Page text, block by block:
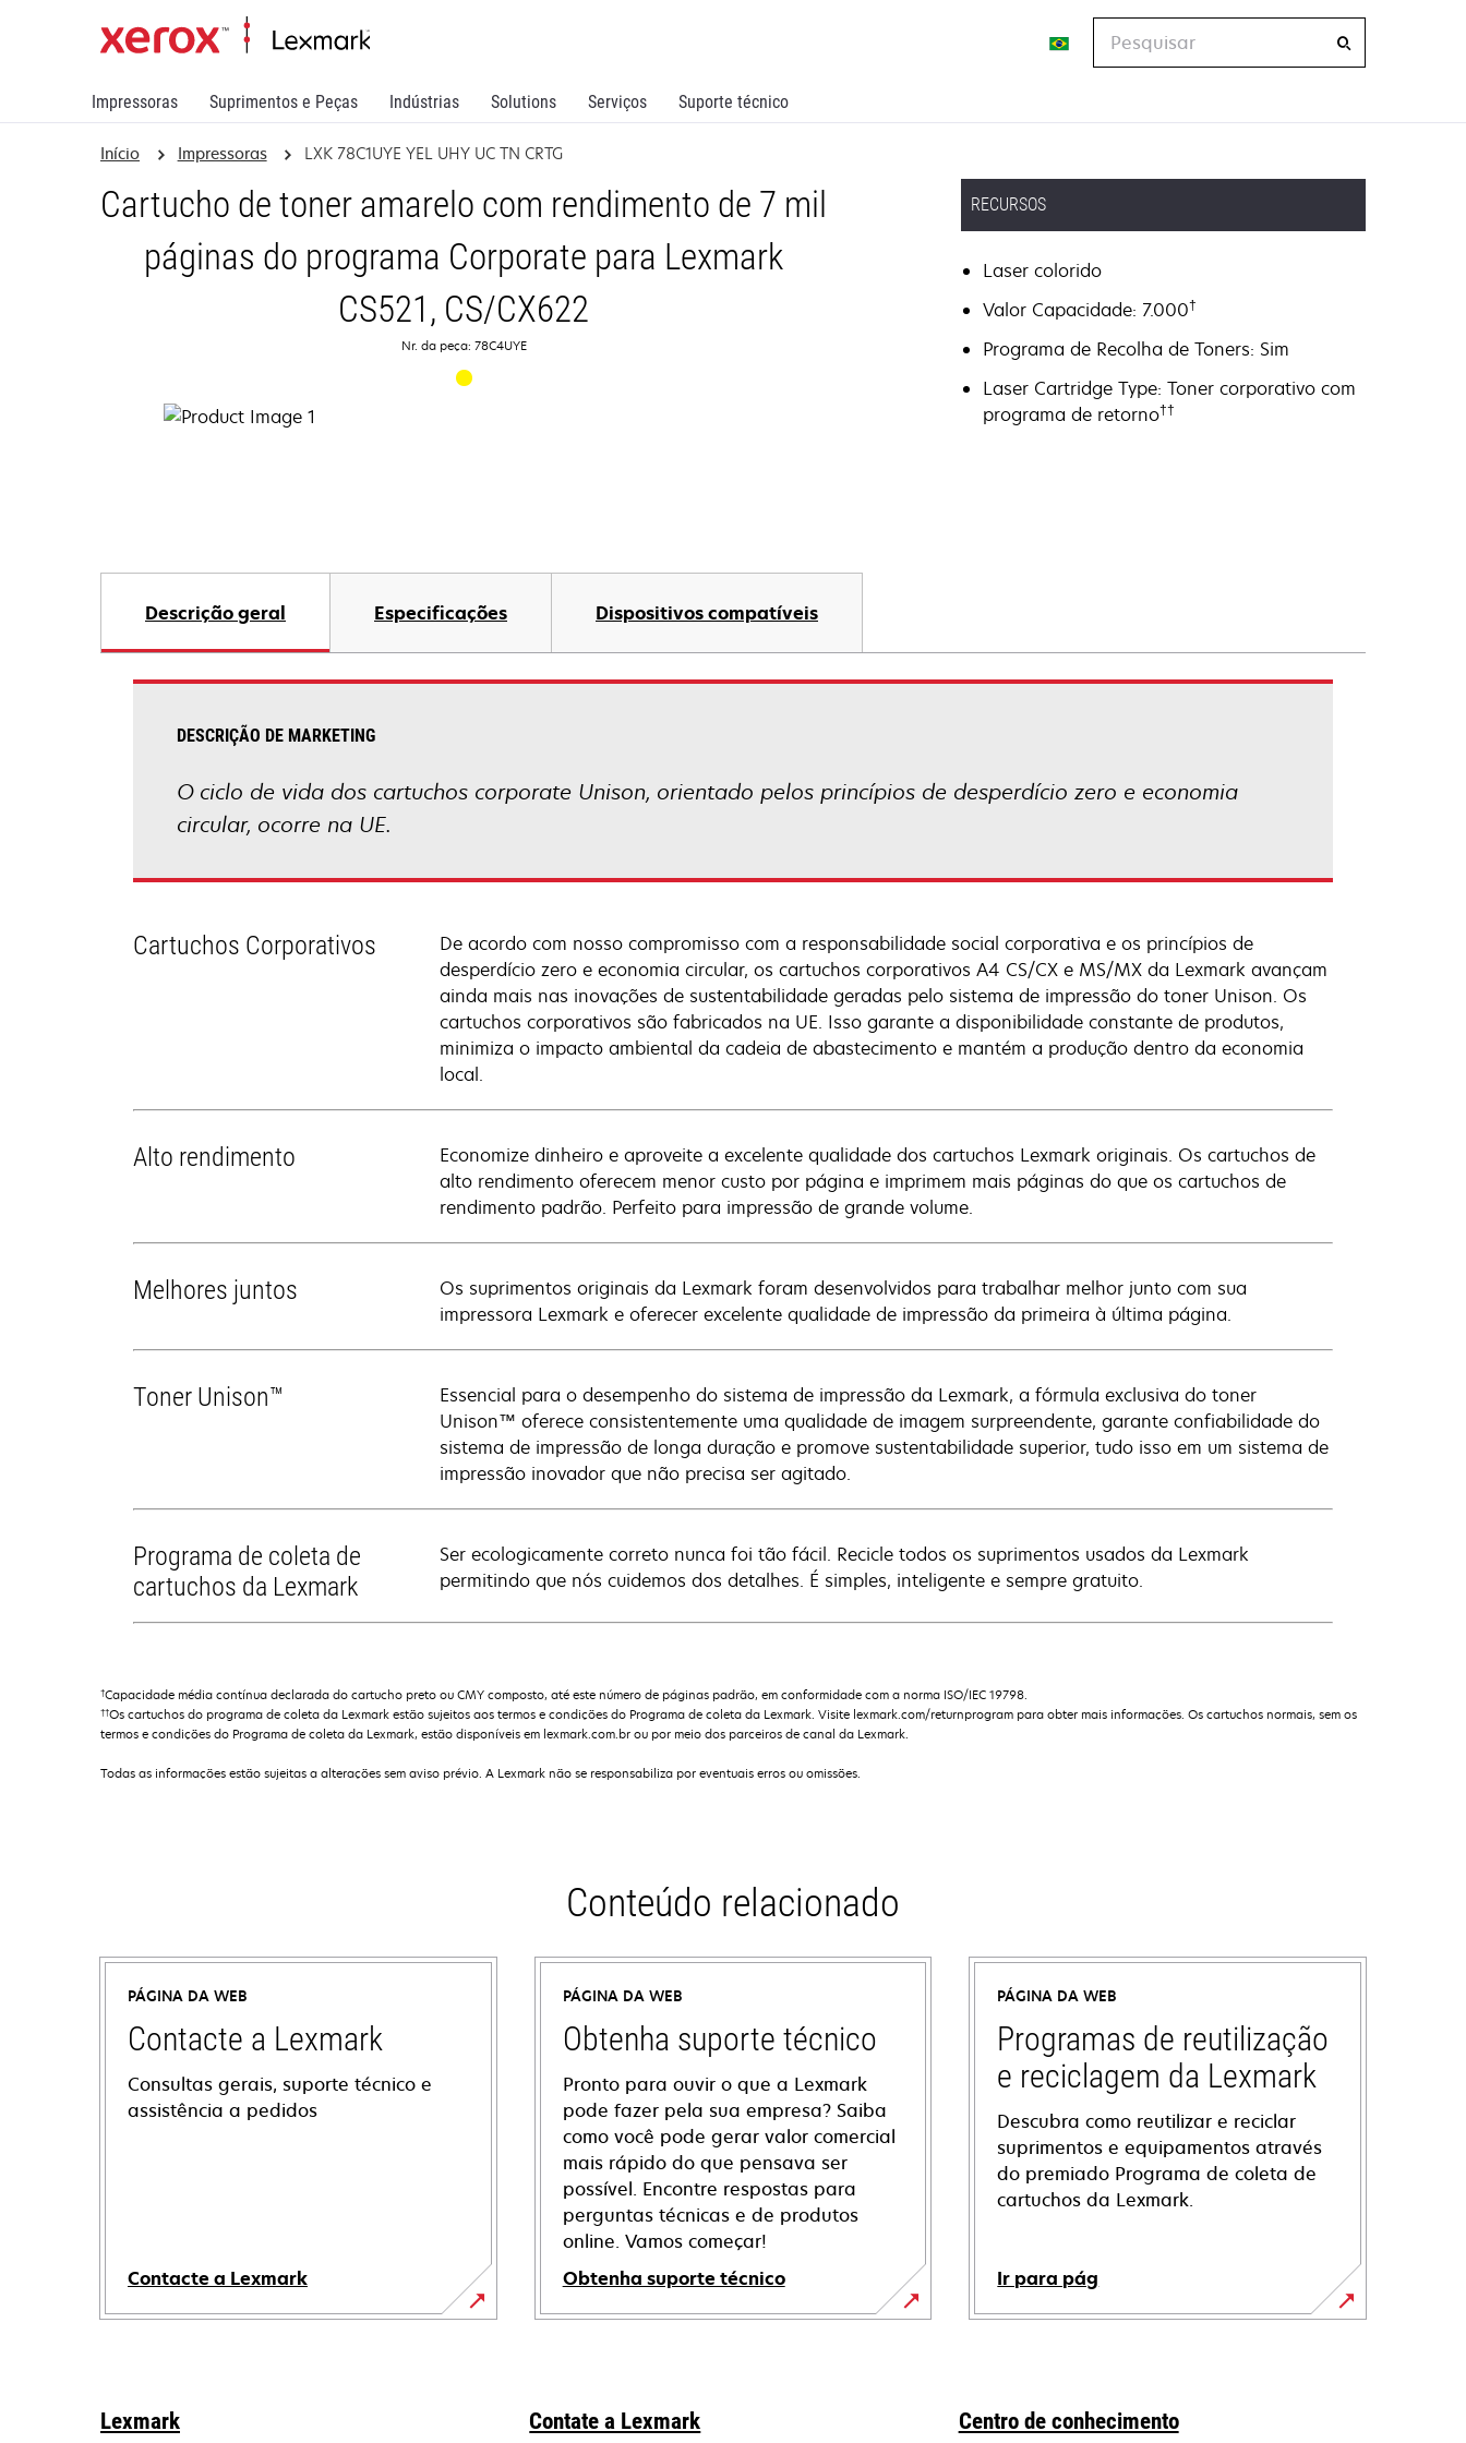
Impressoras Suprimentos e Peças Indústrias Solutions Serviços Suporte técnico
Início Impressoras LXK 78C1UYE YEL UHY UC TN CRTG
Cartucho de toner amarelo com rendimento de 7 mil
páginas do programa Corporate para Lexmark
CS521, CS/CX622
Nr. da peça: 78C4UYE
RECURSOS
Laser colorido
Valor Capacidade: 7.000†
Programa de Recolha de Toners: Sim
Laser Cartridge Type: Toner corporativo com
programa de retorno††
Descrição geral Especificações Dispositivos compatíveis
DESCRIÇÃO DE MARKETING
O ciclo de vida dos cartuchos corporate Unison, orientado pelos princípios de desperdício zero e economia
circular, ocorre na UE.
Cartuchos Corporativos
De acordo com nosso compromisso com a responsabilidade social corporativa e os princípios de
desperdício zero e economia circular, os cartuchos corporativos A4 CS/CX e MS/MX da Lexmark avançam
ainda mais nas inovações de sustentabilidade geradas pelo sistema de impressão do toner Unison. Os
cartuchos corporativos são fabricados na UE. Isso garante a disponibilidade constante de produtos,
minimiza o impacto ambiental da cadeia de abastecimento e mantém a produção dentro da economia
local.
Alto rendimento
Economize dinheiro e aproveite a excelente qualidade dos cartuchos Lexmark originais. Os cartuchos de
alto rendimento oferecem menor custo por página e imprimem mais páginas do que os cartuchos de
rendimento padrão. Perfeito para impressão de grande volume.
Melhores juntos
Os suprimentos originais da Lexmark foram desenvolvidos para trabalhar melhor junto com sua
impressora Lexmark e oferecer excelente qualidade de impressão da primeira à última página.
Toner Unison™
Essencial para o desempenho do sistema de impressão da Lexmark, a fórmula exclusiva do toner
Unison™ oferece consistentemente uma qualidade de imagem surpreendente, garante confiabilidade do
sistema de impressão de longa duração e promove sustentabilidade superior, tudo isso em um sistema de
impressão inovador que não precisa ser agitado.
Programa de coleta de
cartuchos da Lexmark
Ser ecologicamente correto nunca foi tão fácil. Recicle todos os suprimentos usados da Lexmark
permitindo que nós cuidemos dos detalhes. É simples, inteligente e sempre gratuito.
†Capacidade média contínua declarada do cartucho preto ou CMY composto, até este número de páginas padrão, em conformidade com a norma ISO/IEC 19798.
††Os cartuchos do programa de coleta da Lexmark estão sujeitos aos termos e condições do Programa de coleta da Lexmark. Visite lexmark.com/returnprogram para obter mais informações. Os cartuchos normais, sem os
termos e condições do Programa de coleta da Lexmark, estão disponíveis em lexmark.com.br ou por meio dos parceiros de canal da Lexmark.
Todas as informações estão sujeitas a alterações sem aviso prévio. A Lexmark não se responsabiliza por eventuais erros ou omissões.
Conteúdo relacionado
PÁGINA DA WEB
Contacte a Lexmark
Consultas gerais, suporte técnico e
assistência a pedidos
Contacte a Lexmark
PÁGINA DA WEB
Obtenha suporte técnico
Pronto para ouvir o que a Lexmark
pode fazer pela sua empresa? Saiba
como você pode gerar valor comercial
mais rápido do que pensava ser
possível. Encontre respostas para
perguntas técnicas e de produtos
online. Vamos começar!
Obtenha suporte técnico
abre
guia
PÁGINA DA WEB
Programas de reutilização
e reciclagem da Lexmark
Descubra como reutilizar e reciclar
suprimentos e equipamentos através
do premiado Programa de coleta de
cartuchos da Lexmark.
Ir para pág
Lexmark Contate a Lexmark Centro de conhecimento